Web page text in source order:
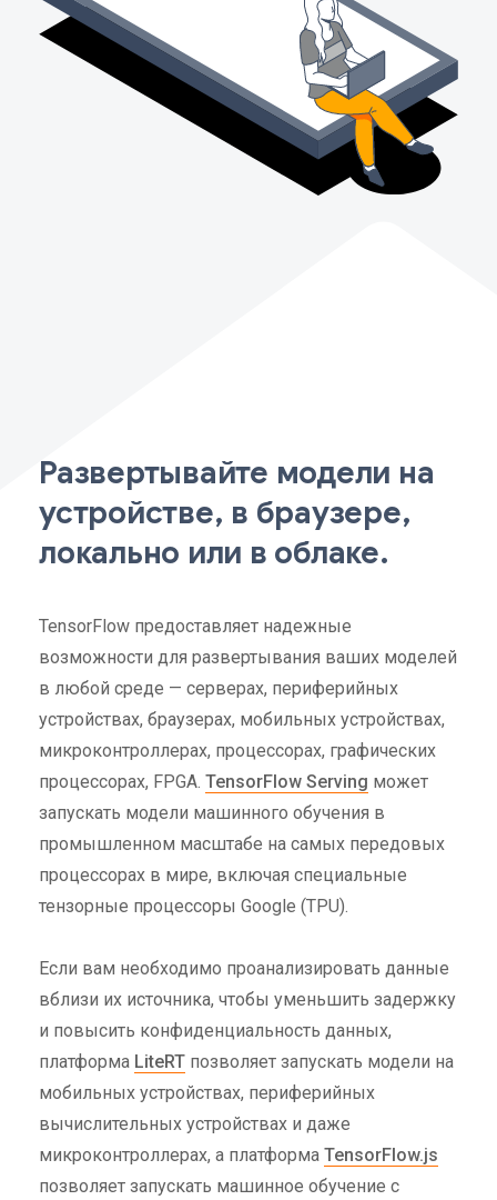
Развертывайте модели на
устройстве, в браузере,
локально или в облаке.
TensorFlow предоставляет надежные
возможности для развертывания ваших моделей
в любой среде — серверах, периферийных
устройствах, браузерах, мобильных устройствах,
микроконтроллерах, процессорах, графических
процессорах, FPGA. TensorFlow Serving может
запускать модели машинного обучения в
промышленном масштабе на самых передовых
процессорах в мире, включая специальные
тензорные процессоры Google (TPU).
Если вам необходимо проанализировать данные
вблизи их источника, чтобы уменьшить задержку
и повысить конфиденциальность данных,
платформа LiteRT позволяет запускать модели на
мобильных устройствах, периферийных
вычислительных устройствах и даже
микроконтроллерах, а платформа TensorFlow.js
позволяет запускать машинное обучение с